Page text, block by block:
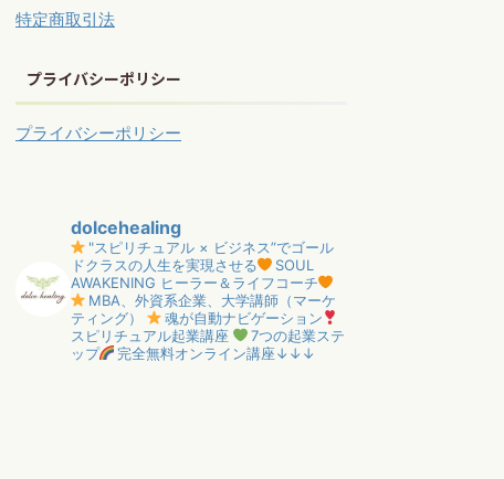
特定商取引法
プライバシーポリシー
プライバシーポリシー
dolcehealing
"スピリチュアル × ビジネス”でゴール
ドクラスの人生を実現させる
SOUL
AWAKENING ヒーラー＆ライフコーチ
MBA、外資系企業、大学講師（マーケ
ティング）
魂が自動ナビゲーション
スピリチュアル起業講座
7つの起業ステ
ップ
完全無料オンライン講座↓↓↓